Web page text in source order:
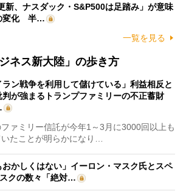
新、ナスダック・S&P500は足踏み」が意味
変化 半…
一覧を見る
ネス新大陸」の歩き方
ラン戦争を利用して儲けている」利益相反と
判が強まるトランプファミリーの不正蓄財
ァミリー信託が今年1～3月に3000回以上も
たことが明らかになり…
おかしくはない」イーロン・マスク氏とスペ
クの数々「絶対…